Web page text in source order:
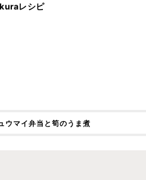
レシピ
ウマイ弁当と筍のうま煮